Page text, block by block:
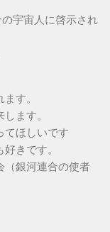
宇宙人に啓示され
す。
ます。
てほしいです
きです。
（銀河連合の使者